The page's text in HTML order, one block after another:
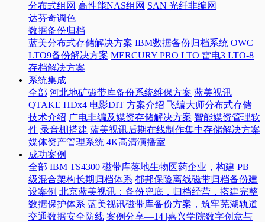
分布式组网 高性能NAS组网 SAN 光纤非编网
达芬奇调色
数据备份归档
蓝美分布式存储解决方案 IBM数据备份归档系统 OWC
LTO9备份解决方案 MERCURY PRO LTO 雷电3 LTO-8
存档解决方案
系统集成
全部 河北地矿磁带库备份系统维保方案 蓝美视讯
QTAKE HDx4 电影DIT 方案介绍 飞编大师分布式存储
技术介绍 广电非编及媒资存储解决方案 智能媒资管理软
件 录音棚搭建 蓝美视讯后期在线制作集中存储解决方案
媒体资产管理系统 4K高清演播室
成功案例
全部 IBM TS4300 磁带库落地生物医药企业，构建 PB
级混合架构长期归档体系 都邦保险离线磁带归档备份建
设案例 北京蓝美视讯：备份兜底，归档经营，搭建完整
数据保护体系 蓝美视讯磁带库备份方案，筑牢芜湖轨道
交通数据安全防线 案例分享—14 |嘉兴学院数字创意与